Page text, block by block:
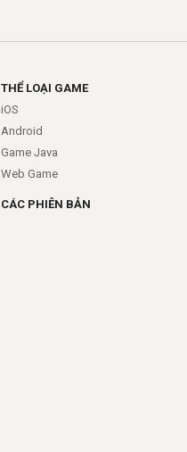
THỂ LOẠI GAME
iOS
Android
Game Java
Web Game
CÁC PHIÊN BẢN